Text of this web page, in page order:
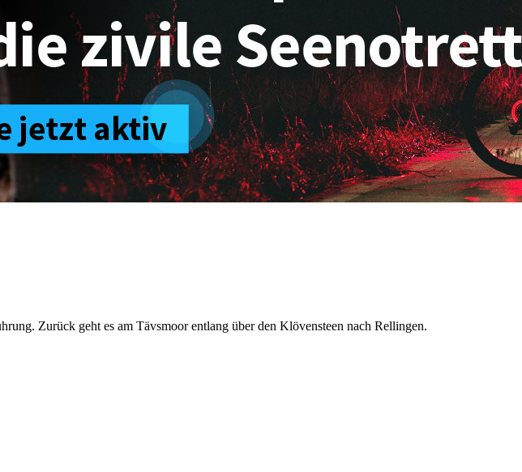
Zurück geht es am Tävsmoor entlang über den Klövensteen nach Rellingen.